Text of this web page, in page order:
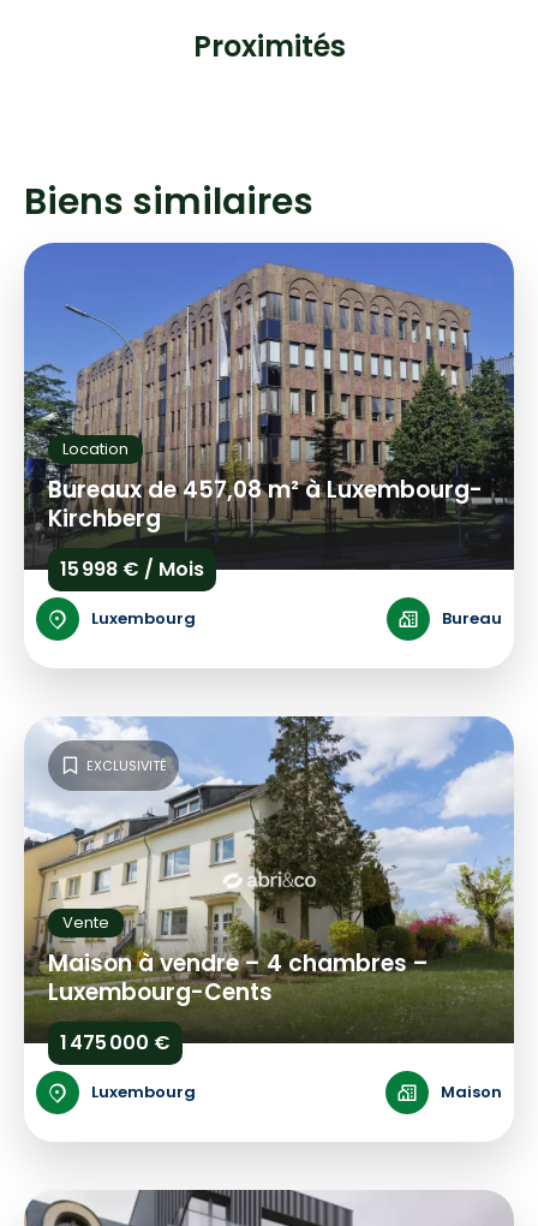
Proximités
Biens similaires
Location
Bureaux de 457,08 m² à Luxembourg-
Kirchberg
15 998 € / Mois
Luxembourg Bureau
Vente
Maison à vendre – 4 chambres –
Luxembourg-Cents
1 475 000 €
Luxembourg Maison
EXCLUSIVITÉ